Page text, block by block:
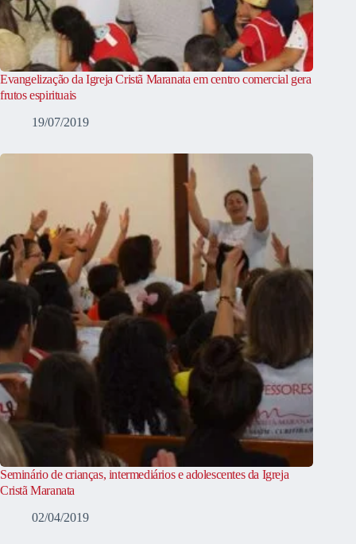
Evangelização da Igreja Cristã Maranata em centro comercial gera
frutos espirituais
19/07/2019
Seminário de crianças, intermediários e adolescentes da Igreja
Cristã Maranata
02/04/2019